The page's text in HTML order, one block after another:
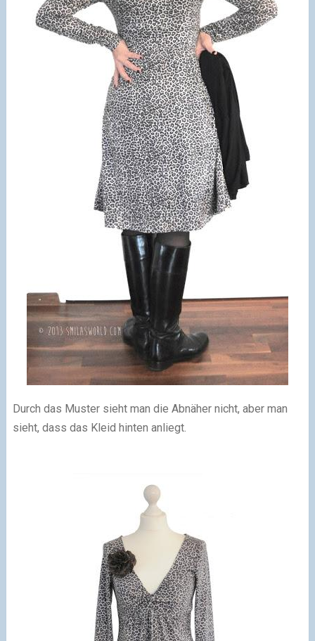
Durch das Muster sieht man die Abnäher nicht, aber man
sieht, dass das Kleid hinten anliegt.